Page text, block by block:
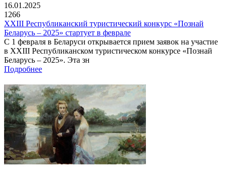
16.01.2025
1266
XXIII Республиканский туристический конкурс «Познай
Беларусь – 2025» стартует в феврале
С 1 февраля в Беларуси открывается прием заявок на участие
в XXIII Республиканском туристическом конкурсе «Познай
Беларусь – 2025». Эта зн
Подробнее